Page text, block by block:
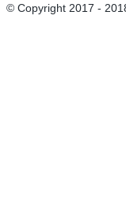
© Copyright 2017 -